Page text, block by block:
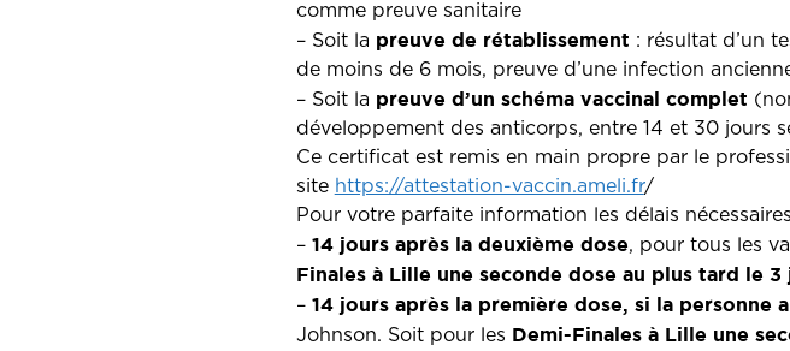
comme preuve sanitaire
– Soit la preuve de rétablissement : résultat d’un
de moins de 6 mois, preuve d’une infection
– Soit la preuve d’un schéma vaccinal complet
développement des anticorps, entre 14 et 30 jours
Ce certificat est remis en main propre par le
site https://attestation-vaccin.ameli.fr/
Pour votre parfaite information les délais
– 14 jours après la deuxième dose, pour tous les
Finales à Lille une seconde dose au plus tard le 3
– 14 jours après la première dose, si la personne
Johnson. Soit pour les Demi-Finales à Lille une